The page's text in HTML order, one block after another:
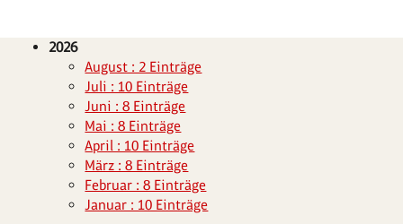
2026
August : 2 Einträge
Juli : 10 Einträge
Juni : 8 Einträge
Mai : 8 Einträge
April : 10 Einträge
März : 8 Einträge
Februar : 8 Einträge
Januar : 10 Einträge